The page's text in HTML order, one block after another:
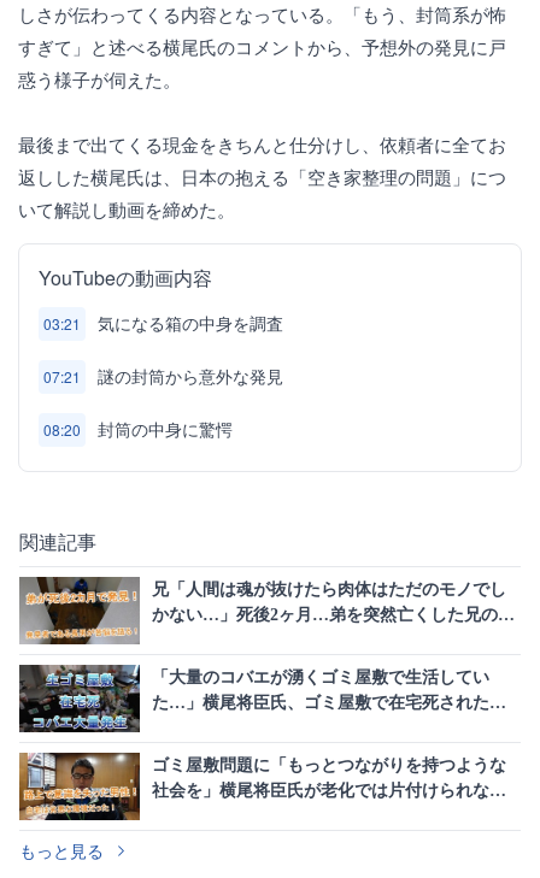
しさが伝わってくる内容となっている。「もう、封筒系が怖
すぎて」と述べる横尾氏のコメントから、予想外の発見に戸
惑う様子が伺えた。
最後まで出てくる現金をきちんと仕分けし、依頼者に全てお
返しした横尾氏は、日本の抱える「空き家整理の問題」につ
いて解説し動画を締めた。
YouTubeの動画内容
03:21 気になる箱の中身を調査
07:21 謎の封筒から意外な発見
08:20 封筒の中身に驚愕
関連記事
兄「人間は魂が抜けたら肉体はただのモノでし
かない…」死後2ヶ月…弟を突然亡くした兄の想
「大量のコバエが湧くゴミ屋敷で生活してい
た…」横尾将臣氏、ゴミ屋敷で在宅死された実
ゴミ屋敷問題に「もっとつながりを持つような
社会を」横尾将臣氏が老化では片付けられない
もっと見る